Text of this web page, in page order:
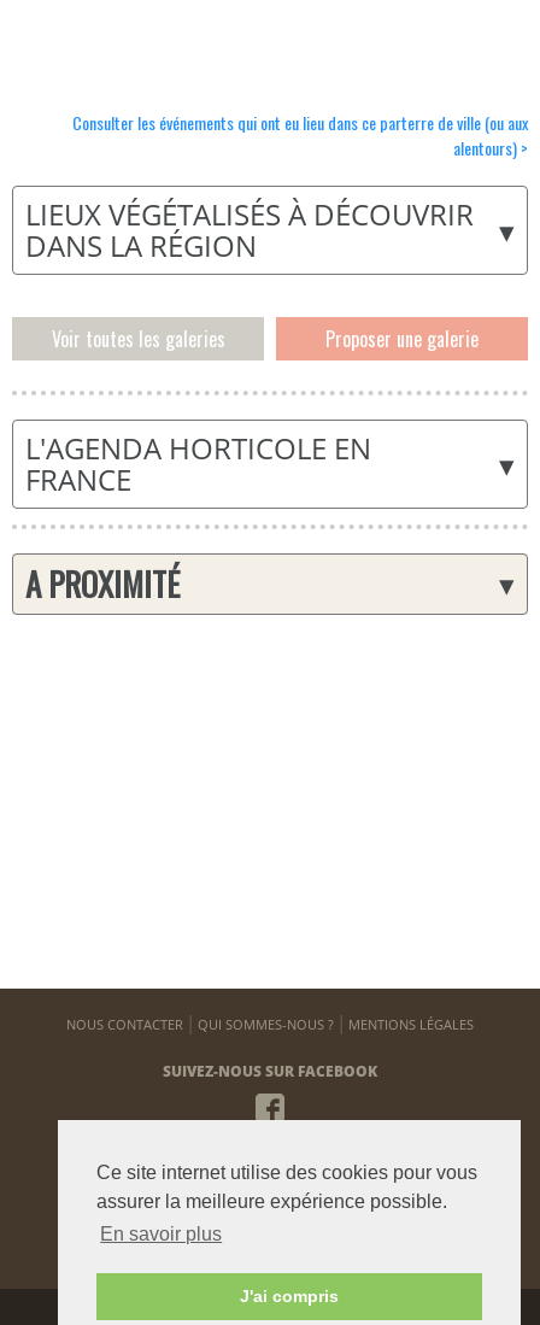
Ce site internet utilise des cookies pour vous
assurer la meilleure expérience possible.
En savoir plus
J'ai compris
Consulter les événements qui ont eu lieu dans ce parterre de ville (ou aux
alentours) >
▾
LIEUX VÉGÉTALISÉS À DÉCOUVRIR
DANS LA RÉGION
Voir toutes les galeries Proposer une galerie
▾
L'AGENDA HORTICOLE EN
FRANCE
▾
A PROXIMITÉ
NOUS CONTACTER QUI SOMMES-NOUS ? MENTIONS LÉGALES
SUIVEZ-NOUS SUR FACEBOOK
NEWSLETTER
Pour vous tenir informé de notre actualité